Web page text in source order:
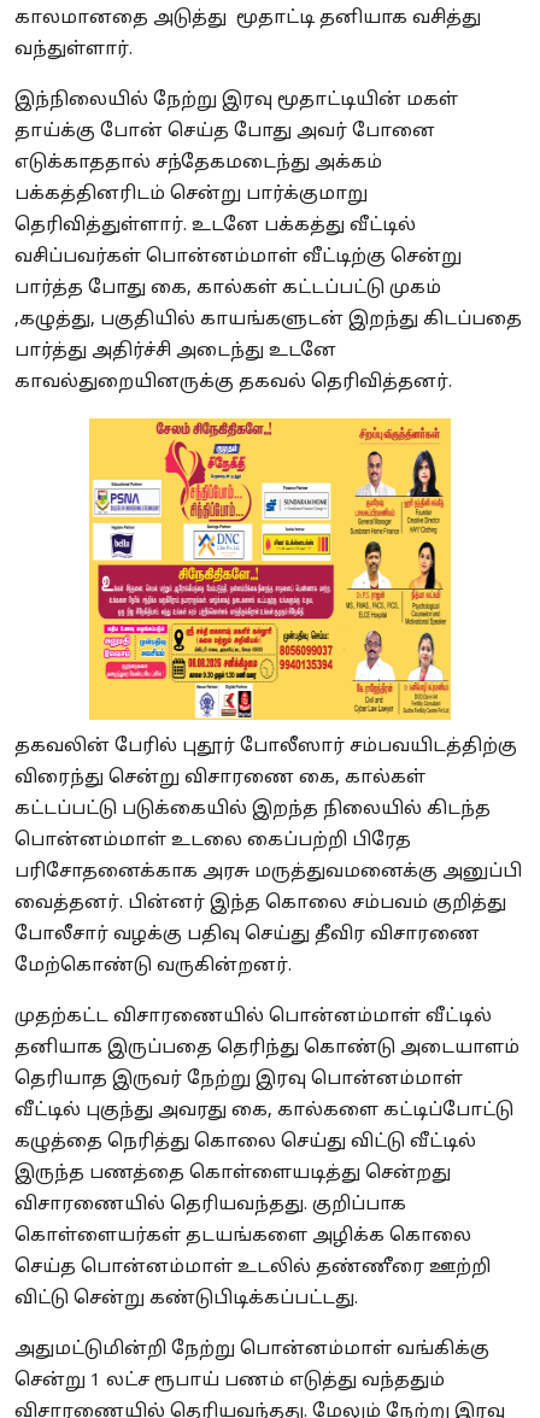
காலமானதை அடுத்து மூதாட்டி தனியாக வசித்து
வந்துள்ளார்.
இந்நிலையில் நேற்று இரவு மூதாட்டியின் மகள்
தாய்க்கு போன் செய்த போது அவர் போனை
எடுக்காததால் சந்தேகமடைந்து அக்கம்
பக்கத்தினரிடம் சென்று பார்க்குமாறு
தெரிவித்துள்ளார். உடனே பக்கத்து வீட்டில்
வசிப்பவர்கள் பொன்னம்மாள் வீட்டிற்கு சென்று
பார்த்த போது கை, கால்கள் கட்டப்பட்டு முகம்
,கழுத்து, பகுதியில் காயங்களுடன் இறந்து கிடப்பதை
பார்த்து அதிர்ச்சி அடைந்து உடனே
காவல்துறையினருக்கு தகவல் தெரிவித்தனர்.
தகவலின் பேரில் புதூர் போலீஸார் சம்பவயிடத்திற்கு
விரைந்து சென்று விசாரணை கை, கால்கள்
கட்டப்பட்டு படுக்கையில் இறந்த நிலையில் கிடந்த
பொன்னம்மாள் உடலை கைப்பற்றி பிரேத
பரிசோதனைக்காக அரசு மருத்துவமனைக்கு அனுப்பி
வைத்தனர். பின்னர் இந்த கொலை சம்பவம் குறித்து
போலீசார் வழக்கு பதிவு செய்து தீவிர விசாரணை
மேற்கொண்டு வருகின்றனர்.
முதற்கட்ட விசாரணையில் பொன்னம்மாள் வீட்டில்
தனியாக இருப்பதை தெரிந்து கொண்டு அடையாளம்
தெரியாத இருவர் நேற்று‌ இரவு பொன்னம்மாள்
வீட்டில் புகுந்து அவரது கை, கால்களை கட்டிப்போட்டு
கழுத்தை நெரித்து கொலை செய்து விட்டு‌ வீட்டில்
இருந்த பணத்தை கொள்ளையடித்து சென்றது
விசாரணையில் தெரியவந்தது. குறிப்பாக
கொள்ளையர்கள் தடயங்களை அழிக்க கொலை
செய்த பொன்னம்மாள் உடலில் தண்ணீரை ஊற்றி
விட்டு சென்று கண்டுபிடிக்கப்பட்டது.
அதுமட்டுமின்றி நேற்று பொன்னம்மாள் வங்கிக்கு
சென்று 1 லட்ச ரூபாய் பணம் எடுத்து வந்ததும்
விசாரணையில் தெரியவந்தது.‌ மேலும் நேற்று இரவு